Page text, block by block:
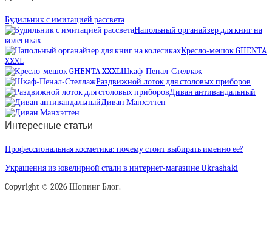
Будильник с имитацией рассвета
Напольный органайзер для книг на
колесиках
Кресло-мешок GHENTA
XXXL
Шкаф-Пенал-Стеллаж
Раздвижной лоток для столовых приборов
Диван антивандальный
Диван Манхэттен
Интересные статьи
Профессиональная косметика: почему стоит выбирать именно ее?
Украшения из ювелирной стали в интернет-магазине Ukrashaki
Copyright © 2026 Шопинг Блог.